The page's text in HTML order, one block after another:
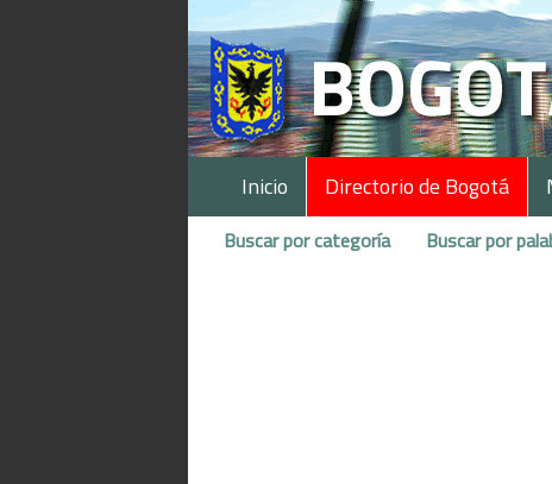
Inicio Directorio de Bogotá
Buscar por categoría Buscar por